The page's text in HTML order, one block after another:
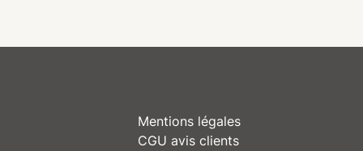
Mentions légales
CGU avis clients